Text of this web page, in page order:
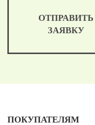
ОТПРАВИТЬ
ЗАЯВКУ
ПОКУПАТЕЛЯМ